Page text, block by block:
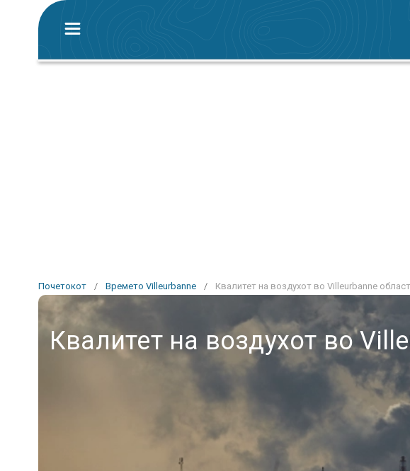
Почетокот / Времето Villeurbanne / Квалитет на воздухот во Villeurbanne област
Квалитет на воздухот во